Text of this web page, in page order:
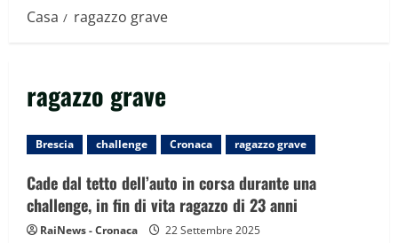
Casa ragazzo grave
ragazzo grave
Brescia challenge Cronaca ragazzo grave
Cade dal tetto dell’auto in corsa durante una
challenge, in fin di vita ragazzo di 23 anni
RaiNews - Cronaca 22 Settembre 2025